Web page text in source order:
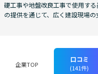
礎工事や地盤改良工事で使用す
の提供を通じて、広く建設現場の
企業TOP
口コミ
(141件)